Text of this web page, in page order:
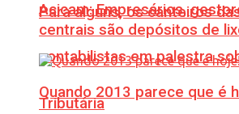
Acicam: Empresários,
contabilistas em palestra
Tributária
Para alguns, os canteiros
centrais são depósitos de
Quando 2013 parece que é